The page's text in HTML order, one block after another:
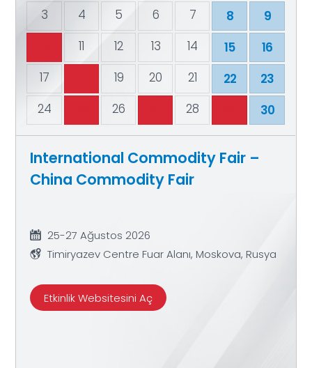
3 4 5 6 7 8 9
11 12 13 14 15 16
17 19 20 21 22 23
24 26 28 30
International Commodity Fair –
China Commodity Fair
25-27 Ağustos 2026
Timiryazev Centre Fuar Alanı, Moskova, Rusya
Etkinlik Websitesini Aç